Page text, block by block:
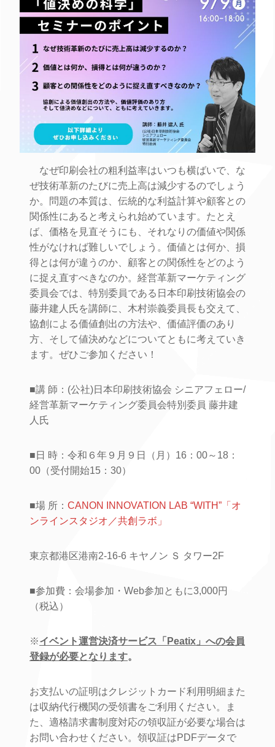
なぜ印刷会社の粗利益率はいつも横ばいで、な
ぜ技術革新のたびに売上高は減少するのでしょう
か。問題の本質は、伝統的な利益計算や顧客との
関係性にあると考えられ始めています。たとえ
ば、価格を見直そうにも、それなりの価値や関係
性がなければ難しいでしょう。価値とは何か、損
得とは何が違うのか、顧客との関係性をどのよう
に捉え直すべきなのか。経営革新マーケティング
委員会では、特別委員である日本印刷技術協会の
藤井建人氏を講師に、木村崇義委員長も交えて、
協創による価値創出の方法や、価値評価のあり
方、そして値決めなどについてともに考えていき
ます。ぜひご参加ください！
■講 師：(公社)日本印刷技術協会 シニアフェロー/
経営革新マーケティング委員会特別委員 藤井建
人氏
■日 時：令和６年９月９日（月）16：00～18：
00（受付開始15：30）
■場 所： CANON INNOVATION LAB “WITH”「オ
ンラインスタジオ／共創ラボ」
東京都港区港南2-16-6 キヤノン Ｓ タワー2F
■参加費：会場参加・Web参加ともに3,000円
（税込）
※イベント運営決済サービス「Peatix」への会員
登録が必要となります。
お支払いの証明はクレジットカード利用明細また
は収納代行機関の受領書をご利用ください。ま
た、適格請求書制度対応の領収証が必要な場合は
お問い合わせください。領収証はPDFデータで